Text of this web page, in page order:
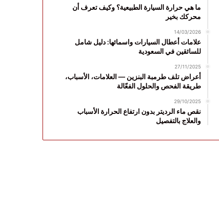
ما هي حرارة السيارة الطبيعية؟ وكيف تعرف أن
محركك بخير
14/03/2026
علامات أعطال السيارات واسمائها: دليل شامل
للسائقين في السعودية
27/11/2025
أعراض تلف طرمبة البنزين — العلامات، الأسباب،
طريقة الفحص والحلول الفعّالة
29/10/2025
نقص ماء الرديتر بدون ارتفاع الحرارة الأسباب
والعلاج بالتفصيل